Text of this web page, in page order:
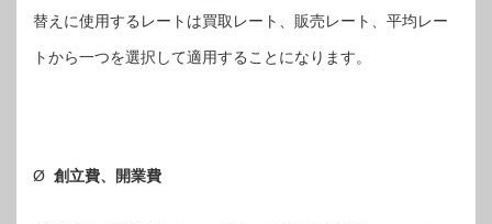
替えに使用するレートは買取レート、販売レート、平均レー
トから一つを選択して適用することになります。
Ø 創立費、開業費